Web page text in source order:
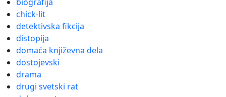
biografija
chick-lit
detektivska fikcija
distopija
domaća književna dela
dostojevski
drama
drugi svetski rat